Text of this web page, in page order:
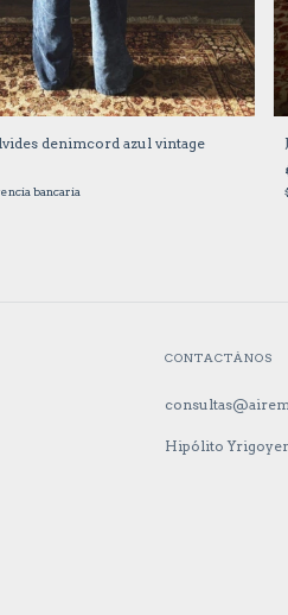
denimcord azul vintage
bancaria
CONTACTÁNOS
Hipólito Yrigoyen